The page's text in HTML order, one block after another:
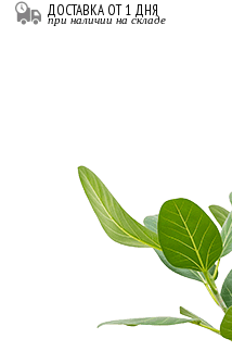
ДОСТАВКА ОТ 1 ДНЯ
при наличии на складе